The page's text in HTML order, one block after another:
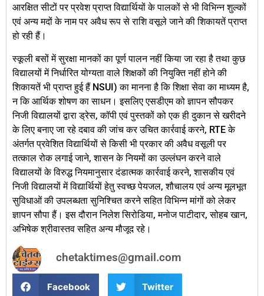
आरक्षित सीटों पर प्रवेश प्राप्त विद्यार्थियों के पालकों से भी विभिन्न शुल्कों
एवं अन्य मदों के नाम पर अवैध रूप से राशि वसूले जाने की शिकायतें प्राप्त
हो रही हैं।
स्कूली बसों में सुरक्षा मानकों का पूर्ण पालन नहीं किया जा रहा है तथा कुछ
विद्यालयों में निर्धारित योग्यता वाले शिक्षकों की नियुक्ति नहीं होने की
शिकायतें भी प्राप्त हुई हैं NSUI) का मानना है कि शिक्षा सेवा का माध्यम है,
न कि आर्थिक शोषण का साधन। इसलिए एसडीएम को ज्ञापन सौपकर
निजी विद्यालयों द्वारा ड्रेस, कॉपी एवं पुस्तकों को एक ही दुकान से खरीदने
के लिए बनाए जा रहे दबाव की जांच कर उचित कार्रवाई करने, RTE के
अंतर्गत प्रवेशित विद्यार्थियों से किसी भी प्रकार की अवैध वसूली पर
तत्काल रोक लगाई जाने, शासन के नियमों का उल्लंघन करने वाले
विद्यालयों के विरुद्ध नियमानुसार दंडात्मक कार्रवाई करने, शासकीय एवं
निजी विद्यालयों में विद्यार्थियों हेतु स्वच्छ पेयजल, शौचालय एवं अन्य मूलभूत
सुविधाओं की उपलब्धता सुनिश्चित करने सहित विभिन्न मांगों को लेकर
ज्ञापन सौपा हैं। इस दौरान निलेश सिरोडिया, मनोज पाटीदार, सोहब खान,
अभिषेक श्रीवास्तव सहित अन्य मौजूद रहे।
chetaktimes@gmail.com
Facebook Twitter